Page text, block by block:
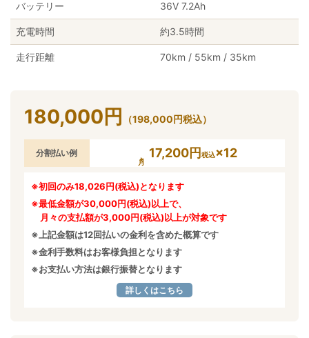
バッテリー 36V 7.2Ah
充電時間 約3.5時間
走行距離 70km / 55km / 35km
180,000円 （198,000円税込）
分割払い例 17,200円 税込×12
※初回のみ18,026円(税込)となります
※最低金額が30,000円(税込)以上で、
月々の支払額が3,000円(税込)以上が対象です
※上記金額は12回払いの金利を含めた概算です
※金利手数料はお客様負担となります
※お支払い方法は銀行振替となります
詳しくはこちら